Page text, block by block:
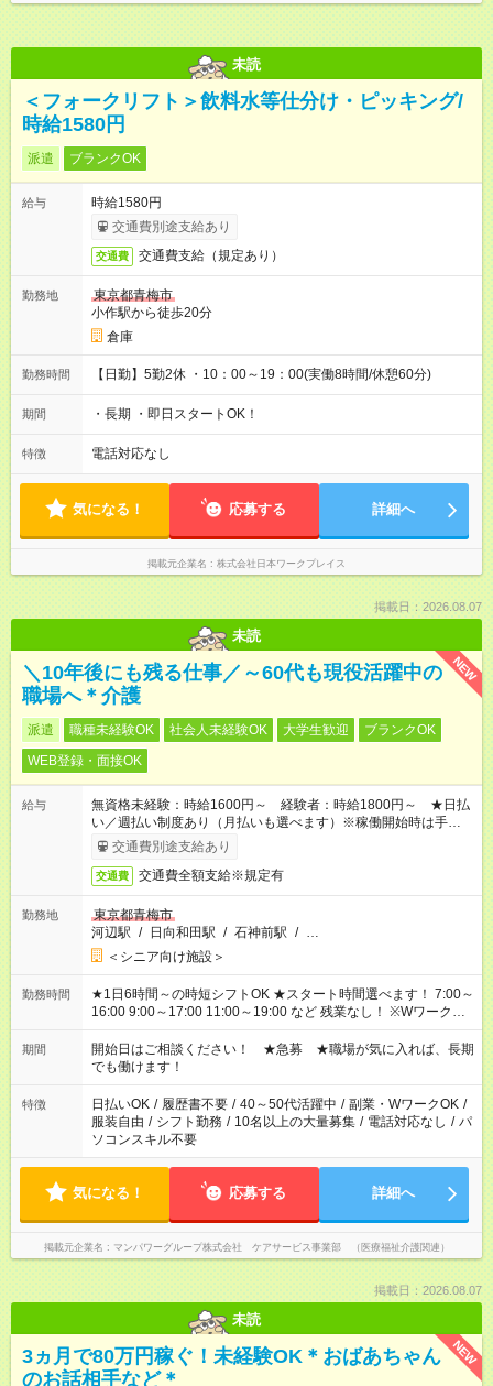
未読
＜フォークリフト＞飲料水等仕分け・ピッキング/
時給1580円
派遣 ブランクOK
給与
時給1580円
交通費別途支給あり
交通費 交通費支給（規定あり）
勤務地
東京都青梅市
小作駅から徒歩20分
倉庫
勤務時間 【日勤】5勤2休 ・10：00～19：00(実働8時間/休憩60分)
期間 ・長期 ・即日スタートOK！
特徴 電話対応なし
気になる！ 応募する 詳細へ
掲載元企業名 株式会社日本ワークプレイス
掲載日：2026.08.07
未読
NEW
＼10年後にも残る仕事／～60代も現役活躍中の
職場へ＊介護
派遣 職種未経験OK 社会人未経験OK 大学生歓迎
ブランクOK
WEB登録・面接OK
給与
無資格未経験：時給1600円～ 経験者：時給1800円～ ★日払
い／週払い制度あり（月払いも選べます）※稼働開始時は手続き
完了次第のお支払いとなります。
交通費別途支給あり
交通費 交通費全額支給※規定有
勤務地
東京都青梅市
河辺駅 / 日向和田駅 / 石神前駅 / …
＜シニア向け施設＞
勤務時間
★1日6時間～の時短シフトOK ★スタート時間選べます！ 7:00～
16:00 9:00～17:00 11:00～19:00 など 残業なし！ ※Wワークの
場合、他のお仕事と合わせ週40時間超の就業はご案内できませ
ん ※法令に基づき、週20時間以上勤務は社会保険への加入対象
となります ※労働者派遣法（日雇い派遣の原則禁止）により、
短時間・短期間の就業はご案内が難しい場合があります
期間
開始日はご相談ください！ ★急募 ★職場が気に入れば、長期
でも働けます！
特徴 日払いOK / 履歴書不要 / 40～50代活躍中 / 副業・WワークOK /
服装自由 / シフト勤務 / 10名以上の大量募集 / 電話対応なし / パ
ソコンスキル不要
気になる！ 応募する 詳細へ
掲載元企業名 マンパワーグループ株式会社 ケアサービス事業部 （医療福祉介護関連）
掲載日：2026.08.07
未読
NEW
3ヵ月で80万円稼ぐ！未経験OK＊おばあちゃん
のお話相手など＊